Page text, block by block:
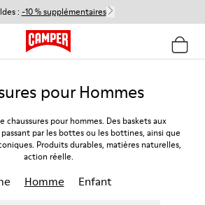
: -10 % supplémentaires
pour Hommes
pour hommes. Des baskets aux
par les bottes ou les bottines, ainsi que
Produits durables, matières naturelles,
action réelle.
Homme Enfant